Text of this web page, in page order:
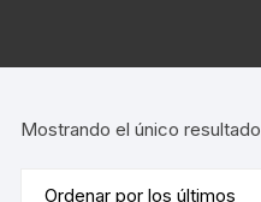
Mostrando el único resultado